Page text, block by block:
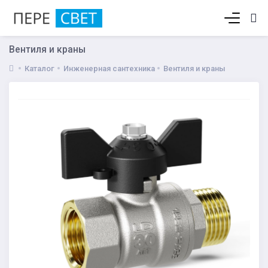
Вентиля и краны
Каталог Инженерная сантехника Вентиля и краны